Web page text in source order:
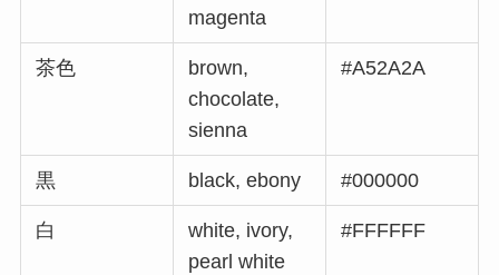
magenta
茶色
brown,
chocolate,
sienna
#A52A2A
黒 black, ebony #000000
白
white, ivory,
pearl white
#FFFFFF